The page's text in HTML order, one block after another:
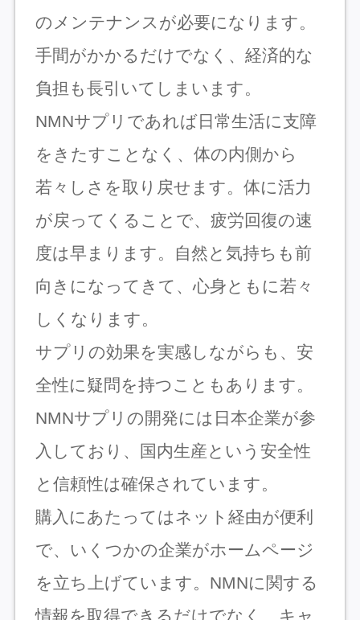
のメンテナンスが必要になります。
手間がかかるだけでなく、経済的な
負担も長引いてしまいます。
NMNサプリであれば日常生活に支障
をきたすことなく、体の内側から
若々しさを取り戻せます。体に活力
が戻ってくることで、疲労回復の速
度は早まります。自然と気持ちも前
向きになってきて、心身ともに若々
しくなります。
サプリの効果を実感しながらも、安
全性に疑問を持つこともあります。
NMNサプリの開発には日本企業が参
入しており、国内生産という安全性
と信頼性は確保されています。
購入にあたってはネット経由が便利
で、いくつかの企業がホームページ
を立ち上げています。NMNに関する
情報を取得できるだけでなく、キャ